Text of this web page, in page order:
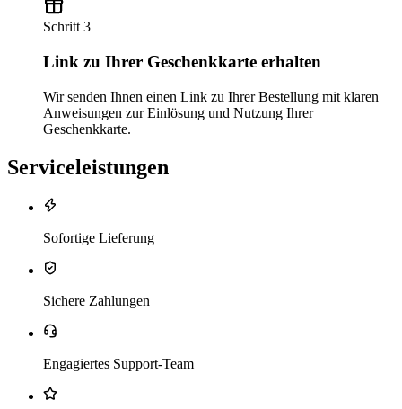
Schritt 3
Link zu Ihrer Geschenkkarte erhalten
Wir senden Ihnen einen Link zu Ihrer Bestellung mit klaren
Anweisungen zur Einlösung und Nutzung Ihrer
Geschenkkarte.
Serviceleistungen
Sofortige Lieferung
Sichere Zahlungen
Engagiertes Support-Team